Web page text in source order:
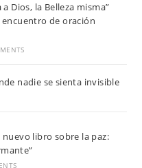
Dios, la Belleza misma”
encuentro de oración
nadie se sienta invisible
libro sobre la paz: